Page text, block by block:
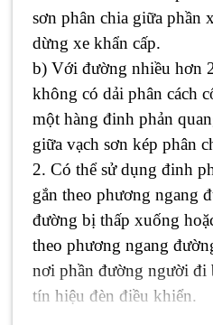
sơn phân chia giữa phần
dừng xe khẩn cấp.
b) Với đường nhiều hơn
không có dải phân cách
một hàng đinh phản
giữa vạch sơn kép phân
2. Có thể sử dụng đinh
gắn theo phương ngang
đường bị thấp xuống
theo phương ngang
nơi phần đường người đi
tín hiệu đèn điều khiển.